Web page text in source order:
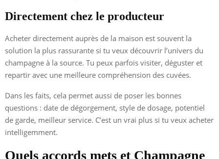
Directement chez le producteur
Acheter directement auprès de la maison est souvent la
solution la plus rassurante si tu veux découvrir l’univers du
champagne à la source. Tu peux parfois visiter, déguster et
repartir avec une meilleure compréhension des cuvées.
Dans les faits, cela permet aussi de poser les bonnes
questions : date de dégorgement, style de dosage, potentiel
de garde, meilleur service. C’est un vrai plus si tu veux acheter
intelligemment.
Quels accords mets et Champagne